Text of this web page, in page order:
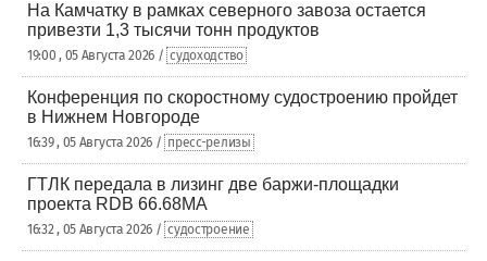
На Камчатку в рамках северного завоза остается
привезти 1,3 тысячи тонн продуктов
19:00 , 05 Августа 2026 / судоходство
Конференция по скоростному судостроению пройдет
в Нижнем Новгороде
16:39 , 05 Августа 2026 / пресс-релизы
ГТЛК передала в лизинг две баржи-площадки
проекта RDB 66.68МА
16:32 , 05 Августа 2026 / судостроение